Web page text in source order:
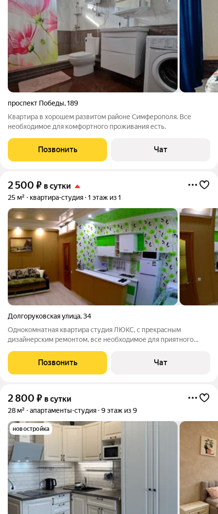
проспект Победы,189
Квартира в хорошем развитом районе Симферополя. Все
необходимое для комфортного проживания есть.
Позвонить Чат
2 500 ₽ в сутки
25 м² квартира-студия 1 этаж из 1
Долгоруковская улица,34
Однокомнатная квартира студия ЛЮКС, с прекрасным
дизайнерским ремонтом, все необходимое для приятного
пешком до центра города и 4 мин. до жд вокзала,Вся
инфраструктура находится поблизости
Позвонить Чат
2 800 ₽ в сутки
28 м² апартаменты-студия 9 этаж из 9
новостройка